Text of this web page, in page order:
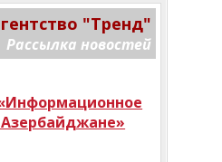
"Тренд"
Рассылка новостей